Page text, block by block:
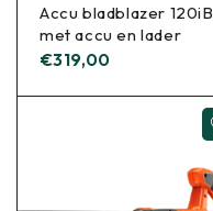
Accu bladblazer 120iB
met accu en lader
€319,00